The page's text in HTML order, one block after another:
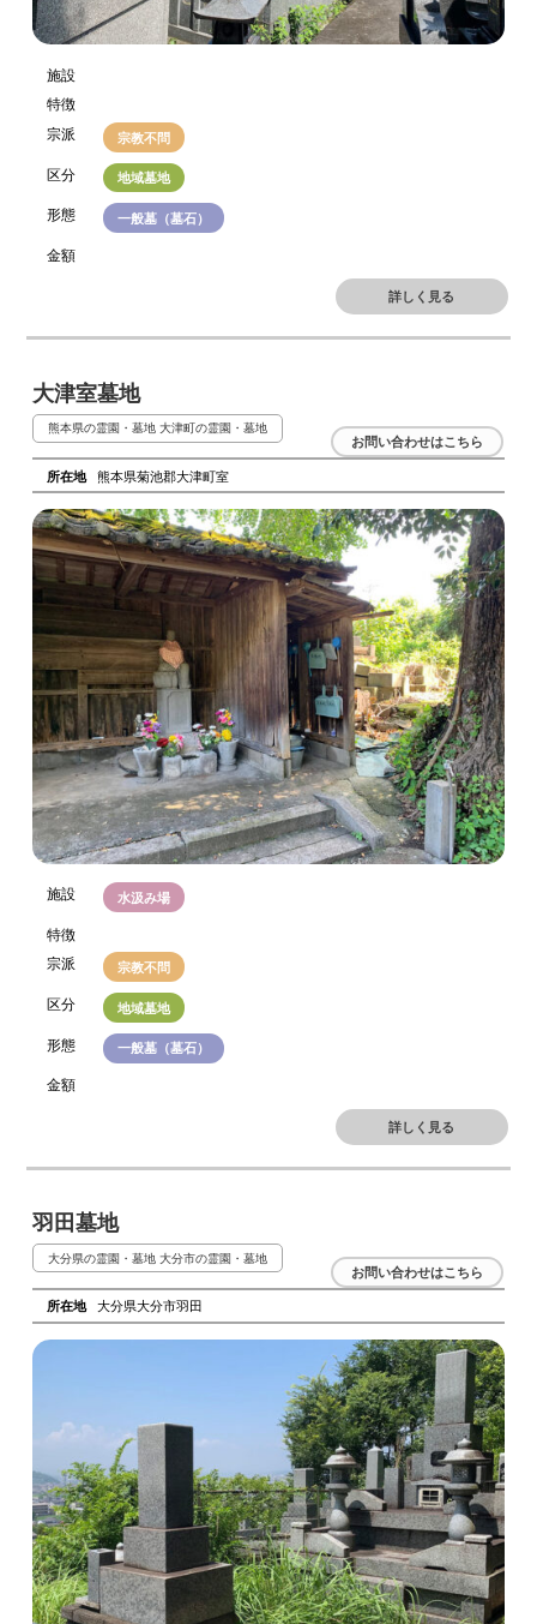
施設
特徴
宗派
宗教不問
区分 地域墓地
形態 一般墓（墓石）
金額
詳しく見る
大津室墓地
熊本県の霊園・墓地 大津町の霊園・墓地
所在地 熊本県菊池郡大津町室
お問い合わせはこちら
施設 水汲み場
特徴
宗派
宗教不問
区分 地域墓地
形態 一般墓（墓石）
金額
詳しく見る
羽田墓地
大分県の霊園・墓地 大分市の霊園・墓地
所在地 大分県大分市羽田
お問い合わせはこちら